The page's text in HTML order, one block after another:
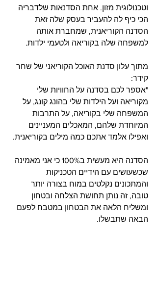
וטכנולוגית מזון. אחת הסדנאות שלדבריה
הכי כיף לה להעביר בעסק שלה זאת
הסדנה הקוריאנית, שמחברת אותה
למשפחה שלה בקוריאה ולטעמי ילדות.
מתוך עלון סדנת האוכל הקוריאני של שחר
קידר:
"אספר לכם בסדנה על החוויות שלי
מקוריאה ועל הילדות שלי בהונג קונג, על
המשפחה שלי בקוריאה, על התרבות
המיוחדת שלהם, המאכלים המעניינים
ואפילו אלמד אתכם כמה מילים בקוריאנית.
הסדנה היא מעשית ב100% כי אני מאמינה
שכשעושים עם הידיים הטכניקות
והמתכונים נקלטים במוח בצורה יותר
טובה, זה נותן תחושת הצלחה ובטחון
ומשליח הלאה את הבטחון במטבח לפעם
הבאה שתבשלו.